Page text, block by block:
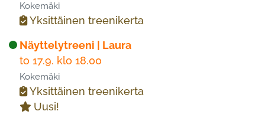
Kokemäki
Yksittäinen treenikerta
Näyttelytreeni | Laura
to 17.9. klo 18.00
Kokemäki
Yksittäinen treenikerta
Uusi!